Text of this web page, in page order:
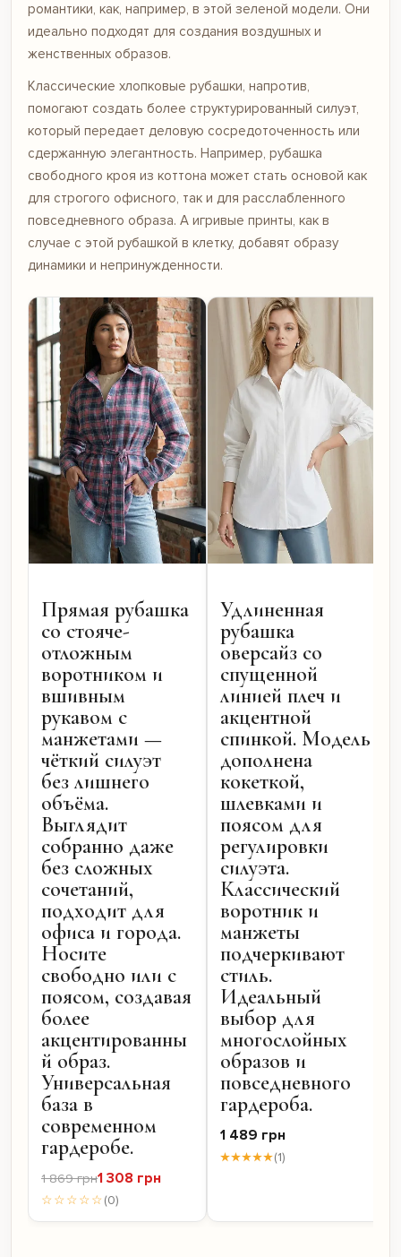
романтики, как, например, в этой зеленой модели. Они
идеально подходят для создания воздушных и
женственных образов.
Классические хлопковые рубашки , напротив,
помогают создать более структурированный силуэт,
который передает деловую сосредоточенность или
сдержанную элегантность. Например, рубашка
свободного кроя из коттона может стать основой как
для строгого офисного, так и для расслабленного
повседневного образа. А игривые принты, как в
случае с этой рубашкой в клетку, добавят образу
динамики и непринужденности.
Прямая рубашка
со стояче-
отложным
воротником и
вшивным
рукавом с
манжетами —
чёткий силуэт
без лишнего
объёма.
Выглядит
собранно даже
без сложных
сочетаний,
подходит для
офиса и города.
Носите
свободно или с
поясом, создавая
более
акцентированны
й образ.
Универсальная
база в
современном
гардеробе.
1 869 грн1 308 грн
☆☆☆☆☆(0)
Удлиненная
рубашка
оверсайз со
спущенной
линией плеч и
акцентной
спинкой. Модель
дополнена
кокеткой,
шлевками и
поясом для
регулировки
силуэта.
Классический
воротник и
манжеты
подчеркивают
стиль.
Идеальный
выбор для
многослойных
образов и
повседневного
гардероба.
1 489 грн
★★★★★(1)